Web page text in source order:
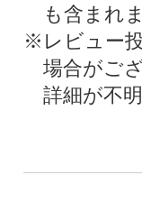
も含まれ
※レビュー
場合がご
詳細が不